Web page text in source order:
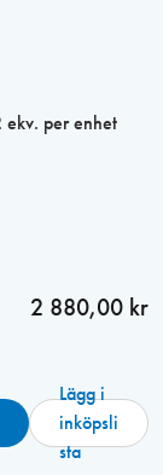
per enhet
2 880,00 kr
Lägg i
inköpsli
sta